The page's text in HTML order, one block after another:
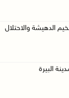
طيارة في محيط
الدهيشة والاحتلال
البيرة